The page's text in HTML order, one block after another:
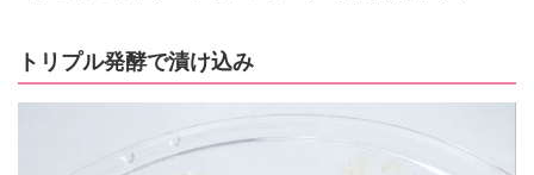
トリプル発酵で漬け込み